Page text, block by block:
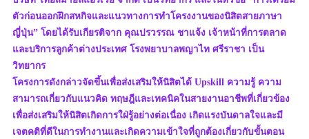
ตัวก่อนออกฝึกสหกิจและแนวทางการทำโครงงานของนิสิตสายภาษา
ญี่ปุ่น” โดยได้รับเกียรติจาก คุณปรวรรณ ชาแจ้ง เจ้าหน้าที่การตลาด
และบริการลูกค้าต่างประเทศ โรงพยาบาลพญาไท ศรีราชา เป็น
วิทยากร
โครงการดังกล่าวจัดขึ้นเพื่อส่งเสริมให้นิสิตได้ Upskill ความรู้ ความ
สามารถเกี่ยวกับแนวคิด ทฤษฎีและเทคนิคในสายงานอาชีพที่เกี่ยวข้อง
เพื่อส่งเสริมให้นิสิตเกิดการใฝ่รู้อย่างต่อเนื่อง เกิดแรงบันดาลใจและมี
เจตคติที่ดีในการทำงานและเกิดความเข้าใจที่ถูกต้องเกี่ยวกับขั้นตอน